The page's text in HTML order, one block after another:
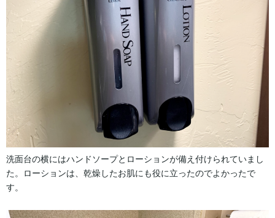
洗面台の横にはハンドソープとローションが備え付けられていまし
た。ローションは、乾燥したお肌にも役に立ったのでよかったで
す。